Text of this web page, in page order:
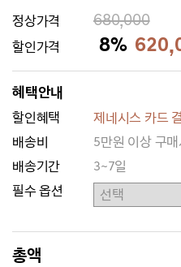
정상가격 680,000
할인가격 8%
혜택안내
할인혜택
제네시스 카드
배송비
5만원 이상 구
배송기간
3~7일
필수 옵션
총액